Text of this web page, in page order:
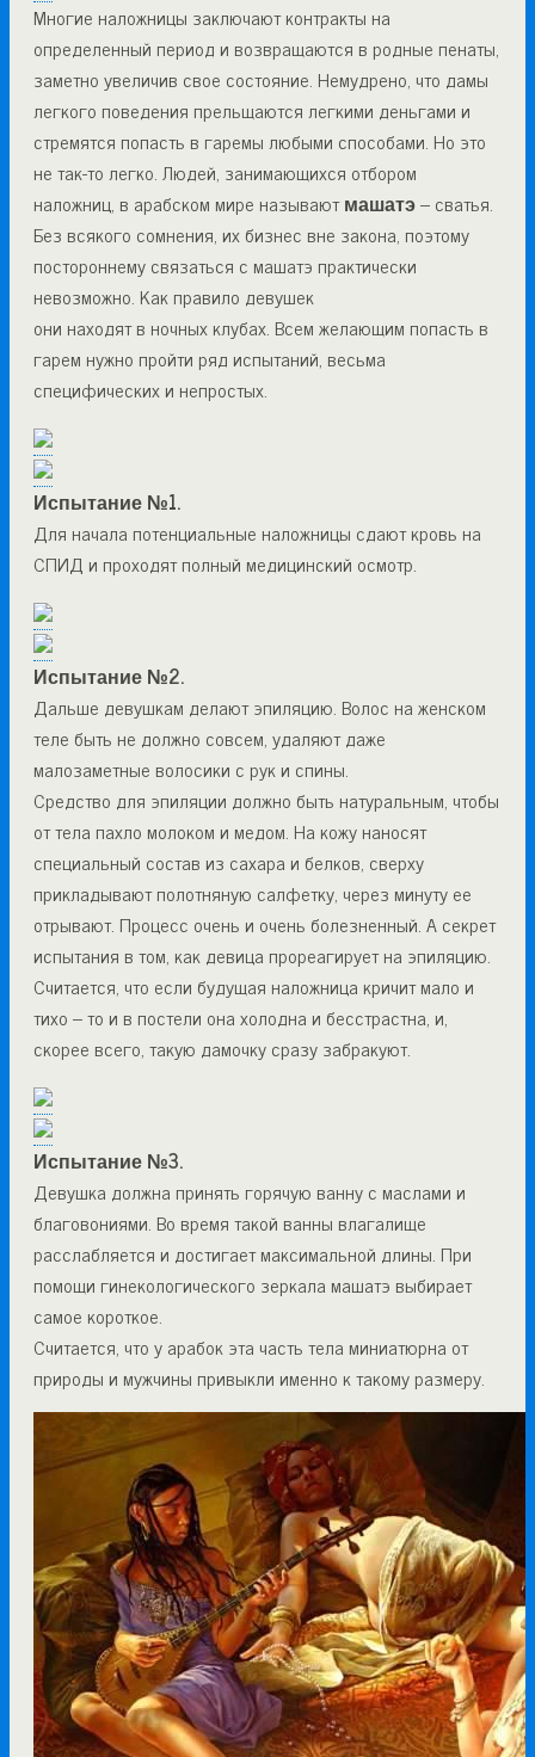
Многие наложницы заключают контракты на
определенный период и возвращаются в родные пенаты,
заметно увеличив свое состояние. Немудрено, что дамы
легкого поведения прельщаются легкими деньгами и
стремятся попасть в гаремы любыми способами. Но это
не так-то легко. Людей, занимающихся отбором
наложниц, в арабском мире называютмашатэ– сватья.
Без всякого сомнения, их бизнес вне закона, поэтому
постороннему связаться с машатэ практически
невозможно. Как правило девушек
они находят в ночных клубах. Всем желающим попасть в
гарем нужно пройти ряд испытаний, весьма
специфических и непростых.
Испытание №1.
Для начала потенциальные наложницы сдают кровь на
СПИД и проходят полный медицинский осмотр.
Испытание №2.
Дальше девушкам делают эпиляцию. Волос на женском
теле быть не должно совсем, удаляют даже
малозаметные волосики с рук и спины.
Средство для эпиляции должно быть натуральным, чтобы
от тела пахло молоком и медом. На кожу наносят
специальный состав из сахара и белков, сверху
прикладывают полотняную салфетку, через минуту ее
отрывают. Процесс очень и очень болезненный. А секрет
испытания в том, как девица прореагирует на эпиляцию.
Считается, что если будущая наложница кричит мало и
тихо – то и в постели она холодна и бесстрастна, и,
скорее всего, такую дамочку сразу забракуют.
Испытание №3.
Девушка должна принять горячую ванну с маслами и
благовониями. Во время такой ванны влагалище
расслабляется и достигает максимальной длины. При
помощи гинекологического зеркала машатэ выбирает
самое короткое.
Считается, что у арабок эта часть тела миниатюрна от
природы и мужчины привыкли именно к такому размеру.